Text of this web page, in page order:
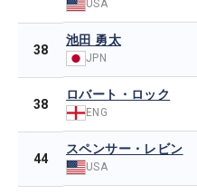
USA
38
池田 勇太
JPN
38
ロバート・ロック
ENG
44
スペンサー・レビン
USA